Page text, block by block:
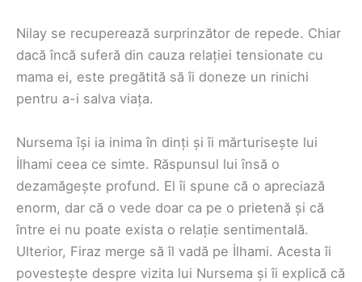
Nilay se recuperează surprinzător de repede. Chiar
dacă încă suferă din cauza relației tensionate cu
mama ei, este pregătită să îi doneze un rinichi
pentru a-i salva viața.
Nursema își ia inima în dinți și îi mărturisește lui
İlhami ceea ce simte. Răspunsul lui însă o
dezamăgește profund. El îi spune că o apreciază
enorm, dar că o vede doar ca pe o prietenă și că
între ei nu poate exista o relație sentimentală.
Ulterior, Firaz merge să îl vadă pe İlhami. Acesta îi
povestește despre vizita lui Nursema și îi explică că